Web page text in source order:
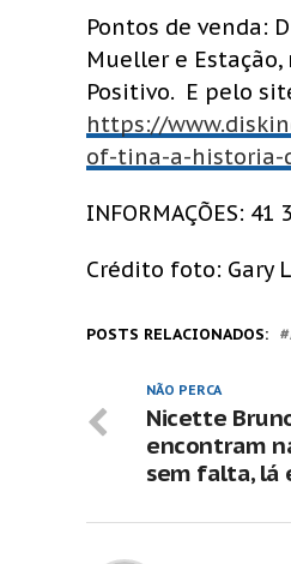
Pontos de venda:
Mueller e
Positivo. E pelo
https://
of-tina-a-
INFORMAÇÕES: 41
Crédito foto: Gary
POSTS RELACIONADOS:
NÃO PERCA
Nicette
encontram
sem falta, lá